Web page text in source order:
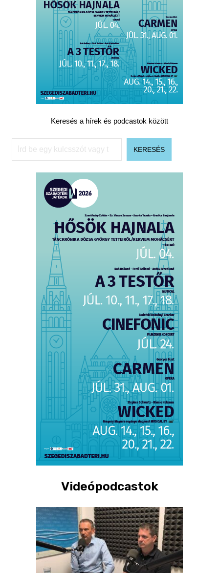
Keresés a hírek és podcastok között
Keresés
KERESÉS
Videópodcastok